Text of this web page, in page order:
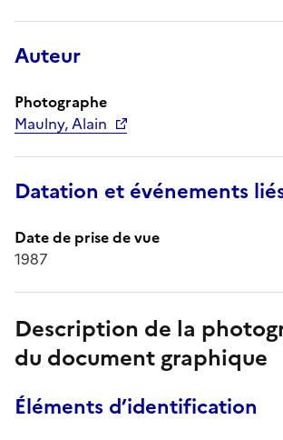
Auteur
Photographe
Maulny, Alain
Datation et événements
Date de prise de vue
1987
Description de la
du document graphique
Éléments d’identification